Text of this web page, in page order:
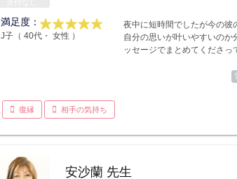
満足度：
J子（ 40代・ 女性 ）
夜中に短時間でしたが今の彼
自分の思いが叶いやすいのか
ッセージでまとめてくださっ
復縁 相手の気持ち
安沙蘭 先生